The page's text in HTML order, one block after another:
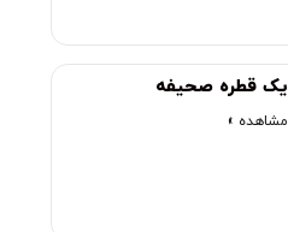
یک قطره صحیفه
مشاهده »